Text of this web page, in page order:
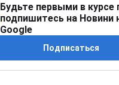
Будьте первыми в курсе
подпишитесь на Новини
Google
Подписаться